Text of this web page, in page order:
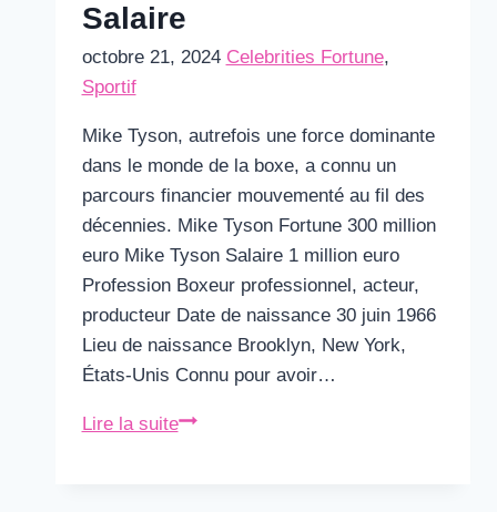
Salaire
octobre 21, 2024 Celebrities Fortune,
Sportif
Mike Tyson, autrefois une force dominante
dans le monde de la boxe, a connu un
parcours financier mouvementé au fil des
décennies. Mike Tyson Fortune 300 million
euro Mike Tyson Salaire 1 million euro
Profession Boxeur professionnel, acteur,
producteur Date de naissance 30 juin 1966
Lieu de naissance Brooklyn, New York,
États-Unis Connu pour avoir…
Lire la suiteMike